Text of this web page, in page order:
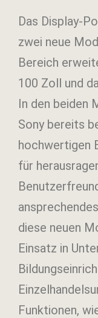
Das Display-
zwei neue
Bereich
100 Zoll und
In den beiden
Sony bereits
hochwertigen
für
diese neuen
Einsatz in
Funktionen,